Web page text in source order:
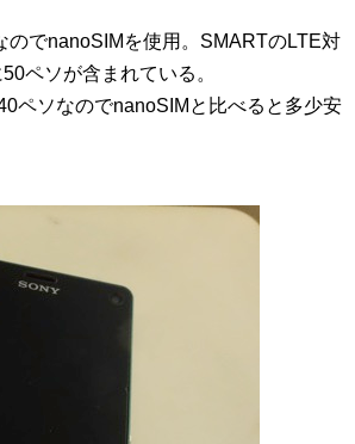
でnanoSIMを使用。SMARTのLTE対
ペソが含まれている。
ペソなのでnanoSIMと比べると多少安